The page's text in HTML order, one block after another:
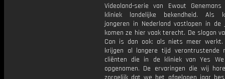
Videoland-serie van Ewout
kliniek landelijke bekendheid. Als
jongeren in Nederland vastlopen in de
komen ze hier vaak terecht. De slogan
Can is dan ook: als niets meer
krijgen al langere tijd verontrustende
cliënten die in de kliniek van Yes
opgenomen. De ervaringen die wij